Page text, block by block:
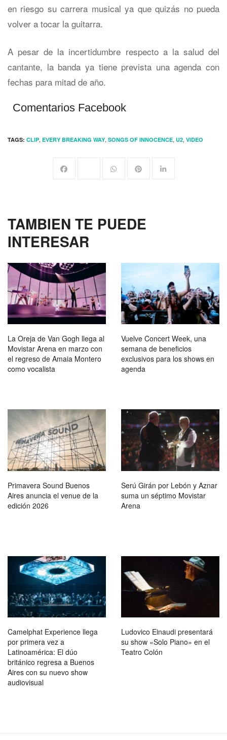
en riesgo su carrera musical ya que quizás no pueda
volver a tocar la guitarra.
A pesar de la incertidumbre respecto a la salud del
cantante, la banda ya tiene prevista una agenda con
fechas para mitad de año.
Comentarios Facebook
TAGS: CLIP, EVERY BREAKING WAY, SONGS OF INNOCENCE, U2, VIDEO
TAMBIEN TE PUEDE
INTERESAR
La Oreja de Van Gogh llega al
Movistar Arena en marzo con
el regreso de Amaia Montero
como vocalista
Vuelve Concert Week, una
semana de beneficios
exclusivos para los shows en
agenda
Primavera Sound Buenos
Aires anuncia el venue de la
edición 2026
Serú Girán por Lebón y Aznar
suma un séptimo Movistar
Arena
Camelphat Experience llega
por primera vez a
Latinoamérica: El dúo
británico regresa a Buenos
Aires con su nuevo show
audiovisual
Ludovico Einaudi presentará
su show «Solo Piano» en el
Teatro Colón